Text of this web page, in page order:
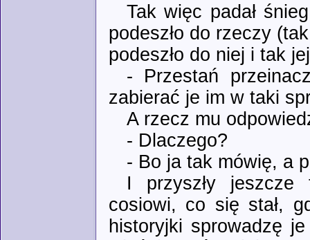
Tak więc padał
podeszło do rzeczy
podeszło do niej i tak
- Przestań
zabierać je im w taki
A rzecz mu
- Dlaczego?
- Bo ja tak mówię, a
I przyszły jeszcze
cosiowi, co się stał,
historyjki sprowadzę